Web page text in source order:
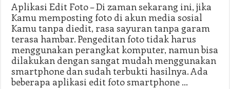
Aplikasi Edit Foto – Di zaman sekarang ini, jika
Kamu memposting foto di akun media sosial
Kamu tanpa diedit, rasa sayuran tanpa garam
terasa hambar. Pengeditan foto tidak harus
menggunakan perangkat komputer, namun bisa
dilakukan dengan sangat mudah menggunakan
smartphone dan sudah terbukti hasilnya. Ada
beberapa aplikasi edit foto smartphone …